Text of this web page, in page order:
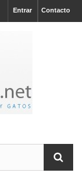
Contacto
Entrar